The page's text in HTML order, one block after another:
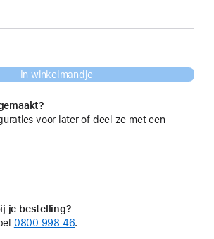
In winkelmandje
voor later of deel ze met een
je bestelling?
0800 998 46.